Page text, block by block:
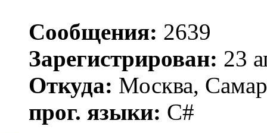
Сообщения: 2639
Зарегистрирован: 23
Откуда: Москва,
прог. языки: C#